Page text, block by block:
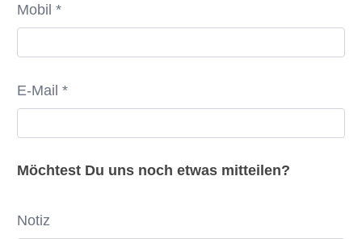
Mobil *
E-Mail *
Möchtest Du uns noch etwas mitteilen?
Notiz